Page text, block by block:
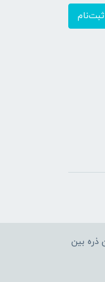
ثبت‌نام